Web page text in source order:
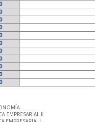
EMPRESARIAL II